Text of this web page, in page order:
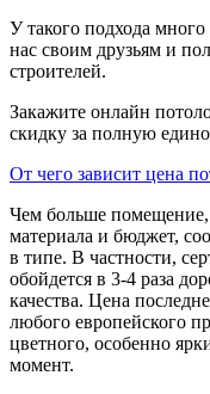
У такого подхода
нас своим друзьям и
строителей.
Закажите онлайн
скидку за полную
От чего зависит цена
Чем больше помещение,
материала и бюджет,
в типе. В частности,
обойдется в 3-4 раза
качества. Цена
любого европейского
цветного, особенно
момент.